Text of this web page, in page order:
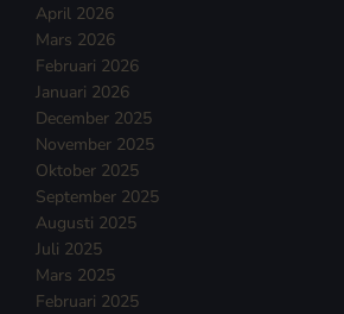
April 2026
Mars 2026
Februari 2026
Januari 2026
December 2025
November 2025
Oktober 2025
September 2025
Augusti 2025
Juli 2025
Mars 2025
Februari 2025